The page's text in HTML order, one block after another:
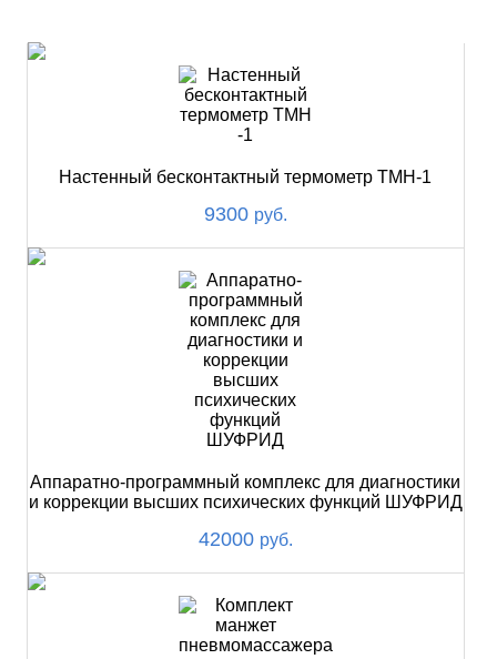
Настенный бесконтактный термометр ТМН-1
9300 руб.
Аппаратно-программный комплекс для диагностики
и коррекции высших психических функций ШУФРИД
42000 руб.